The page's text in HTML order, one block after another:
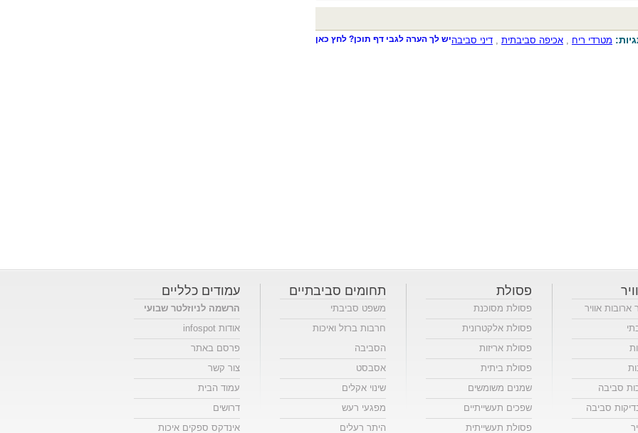
מטרדי ריח , אכיפה סביבתית , דיני סביבהיש לך הערה לגבי דף תוכן? לחץ כאן
ארובות אוויר
סביבה
סביבה
פסולת
פסולת מסוכנת
פסולת אלקטרונית
פסולת אריזות
פסולת ביתית
שמנים משומשים
שפכים תעשייתיים
פסולת תעשייתית
תחומים סביבתיים
משפט סביבתי
חרבות ברזל ואיכות
הסביבה
אסבסט
שינוי אקלים
מפגעי רעש
היתר רעלים
עמודים כלליים
הרשמה לניוזלטר שבועי
אודות infospot
פרסם באתר
צור קשר
עמוד הבית
דרושים
אינדקס ספקים איכות